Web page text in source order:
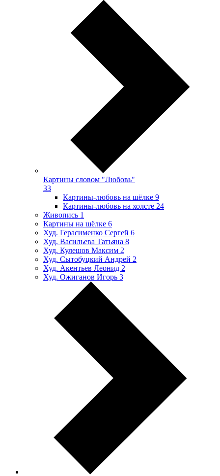
Картины словом "Любовь"
33
Картины-любовь на шёлке 9
Картины-любовь на холсте 24
Живопись 1
Картины на шёлке 6
Худ. Герасименко Сергей 6
Худ. Васильева Татьяна 8
Худ. Кулешов Максим 2
Худ. Сытобуцкий Андрей 2
Худ. Акентьев Леонид 2
Худ. Ожиганов Игорь 3